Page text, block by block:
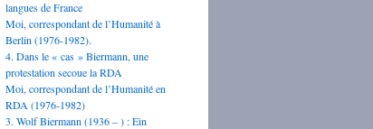
langues de France
Moi, correspondant de l’Humanité à
Berlin (1976-1982).
4. Dans le « cas » Biermann, une
protestation secoue la RDA
Moi, correspondant de l’Humanité en
RDA (1976-1982)
3. Wolf Biermann (1936 – ) : Ein